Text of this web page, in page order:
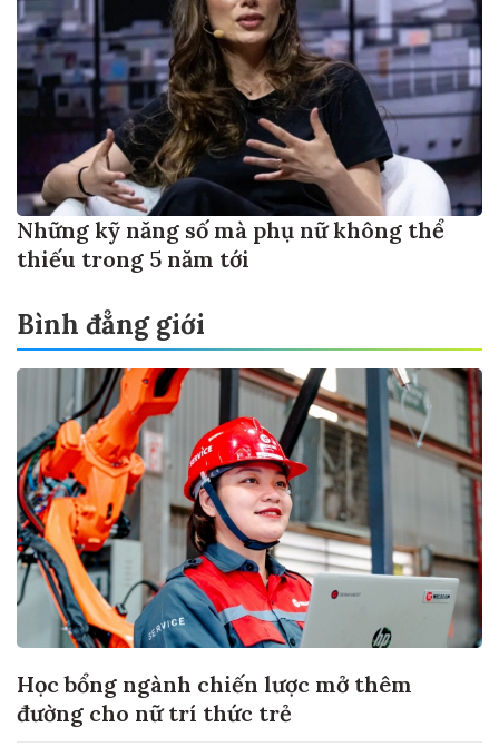
Những kỹ năng số mà phụ nữ không thể
thiếu trong 5 năm tới
Bình đẳng giới
Học bổng ngành chiến lược mở thêm
đường cho nữ trí thức trẻ